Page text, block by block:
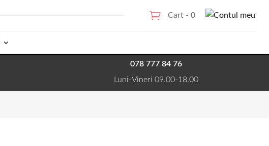
Cart -0
078 777 84 76
Luni-Vineri 09.00-18.00